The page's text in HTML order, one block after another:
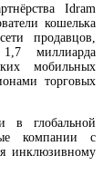
" ООО "Random
Idram
кошелька
продавцов,
миллиарда
мобильных
торговых
в глобальной
компании с
инклюзивному